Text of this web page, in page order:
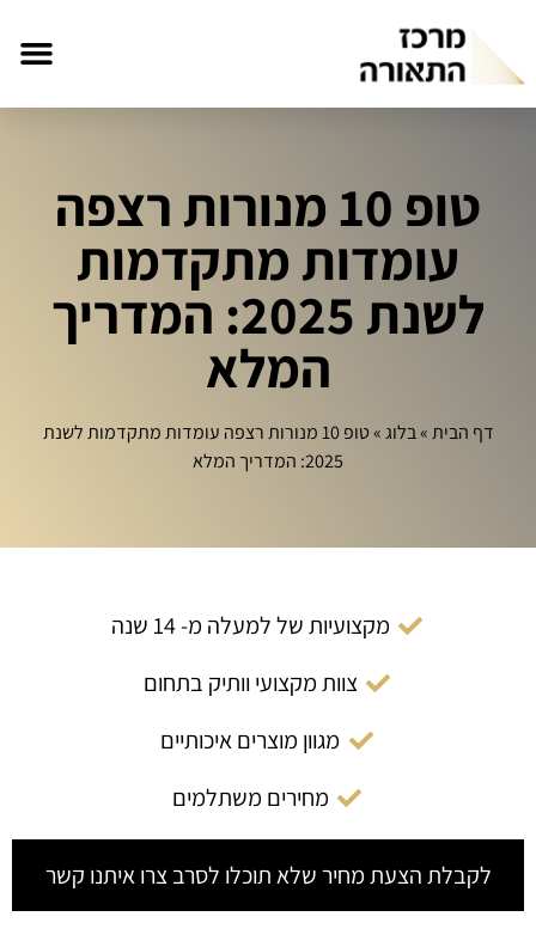
טופ 10 מנורות רצפה
עומדות מתקדמות
לשנת 2025: המדריך
המלא
דף הבית»בלוג»
טופ 10 מנורות רצפה עומדות מתקדמות לשנת
2025: המדריך המלא
מקצועיות של למעלה מ- 14 שנה
צוות מקצועי וותיק בתחום
מגוון מוצרים איכותיים
מחירים משתלמים
לקבלת הצעת מחיר שלא תוכלו לסרב צרו איתנו קשר